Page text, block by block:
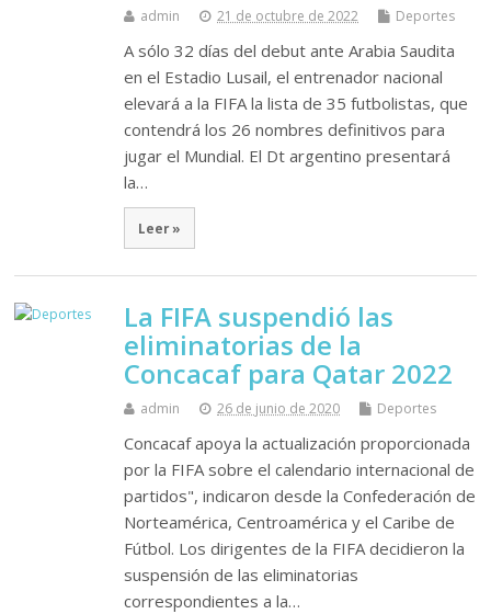
admin 21 de octubre de 2022 Deportes
A sólo 32 días del debut ante Arabia Saudita
en el Estadio Lusail, el entrenador nacional
elevará a la FIFA la lista de 35 futbolistas, que
contendrá los 26 nombres definitivos para
jugar el Mundial. El Dt argentino presentará
la…
Leer »
La FIFA suspendió las
eliminatorias de la
Concacaf para Qatar 2022
admin 26 de junio de 2020 Deportes
Concacaf apoya la actualización proporcionada
por la FIFA sobre el calendario internacional de
partidos", indicaron desde la Confederación de
Norteamérica, Centroamérica y el Caribe de
Fútbol. Los dirigentes de la FIFA decidieron la
suspensión de las eliminatorias
correspondientes a la…